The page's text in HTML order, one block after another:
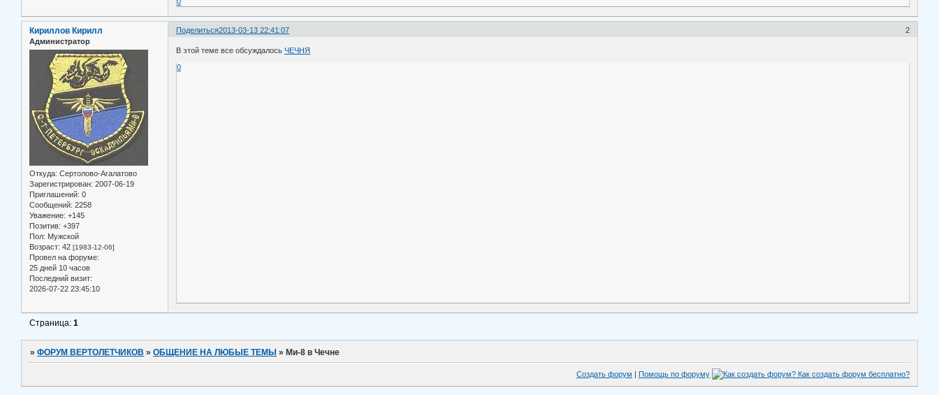
Поделиться 2
2013-03-13 22:41:07
Кириллов Кирилл
Администратор
Откуда: Сертолово-Агалатово
Зарегистрирован: 2007-06-19
Приглашений: 0
Сообщений: 2258
Уважение: +145
Позитив: +397
Пол: Мужской
Возраст: 42 [1983-12-06]
Провел на форуме:
25 дней 10 часов
Последний визит:
2026-07-22 23:45:10
В этой теме все обсуждалосьЧЕЧНЯ
0
Страница:1
»ФОРУМ ВЕРТОЛЕТЧИКОВ »ОБЩЕНИЕ НА ЛЮБЫЕ ТЕМЫ »Ми-8 в Чечне
Создать форум | Помощь по форуму